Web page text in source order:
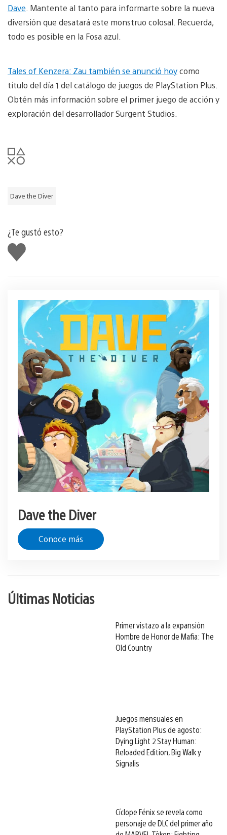
Dave . Mantente al tanto para informarte sobre la nueva
diversión que desatará este monstruo colosal. Recuerda,
todo es posible en la Fosa azul.
Tales of Kenzera: Zau también se anunció hoycomo
título del día 1 del catálogo de juegos de PlayStation Plus.
Obtén más información sobre el primer juego de acción y
exploración del desarrollador Surgent Studios.
Dave the Diver
¿Te gustó esto?
Me
gusta
Dave the Diver
Conoce más
Últimas Noticias
Primer vistazo a la expansión
Hombre de Honor de Mafia: The
Old Country
Juegos mensuales en
PlayStation Plus de agosto:
Dying Light 2 Stay Human:
Reloaded Edition, Big Walk y
Signalis
Cíclope Fénix se revela como
personaje de DLC del primer año